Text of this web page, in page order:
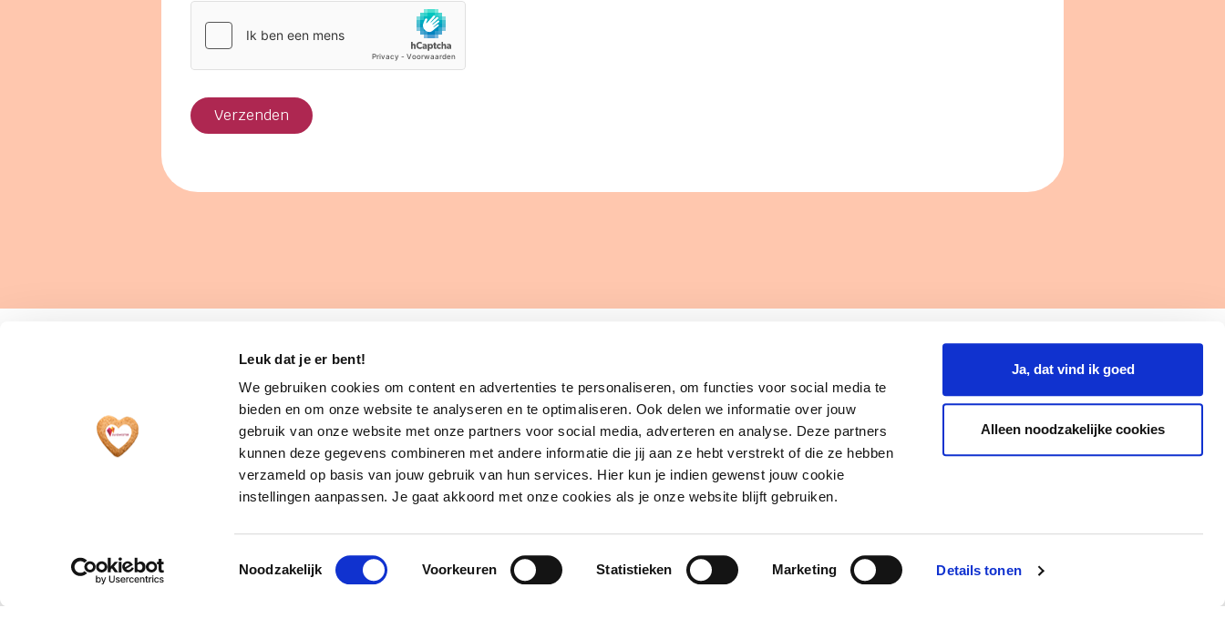
Leuk dat je er bent!
We gebruiken cookies om content en advertenties te personaliseren, om functies voor social media te
bieden en om onze website te analyseren en te optimaliseren. Ook delen we informatie over jouw
gebruik van onze website met onze partners voor social media, adverteren en analyse. Deze partners
kunnen deze gegevens combineren met andere informatie die jij aan ze hebt verstrekt of die ze hebben
verzameld op basis van jouw gebruik van hun services. Hier kun je indien gewenst jouw cookie
instellingen aanpassen. Je gaat akkoord met onze cookies als je onze website blijft gebruiken.
Toestemmingsselectie
Noodzakelijk Voorkeuren Statistieken Marketing Details tonen
Ja, dat vind ik goed
Alleen noodzakelijke cookies
een landelijke organisatie die de
vaardigheden en kennis traint van
mensen, van 18 jaar en ouder, voor wie
Waar wil jij meer over
weten?
Leren
Trainers
A-
A+
Zuidwester
Over ons
Contact